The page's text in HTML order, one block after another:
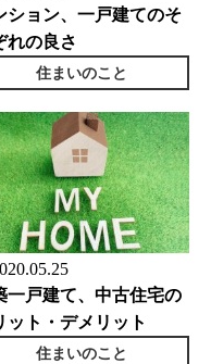
ション、一戸建てのそ
れの良さ
住まいのこと
一戸建て、中古住宅の
ット・デメリット
住まいのこと